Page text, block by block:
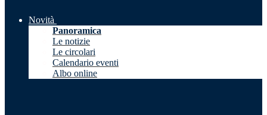
Novità
Panoramica
Le notizie
Le circolari
Calendario eventi
Albo online